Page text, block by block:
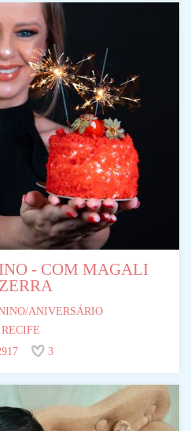
- COM MAGALI
ANIVERSÁRIO
RECIFE
3